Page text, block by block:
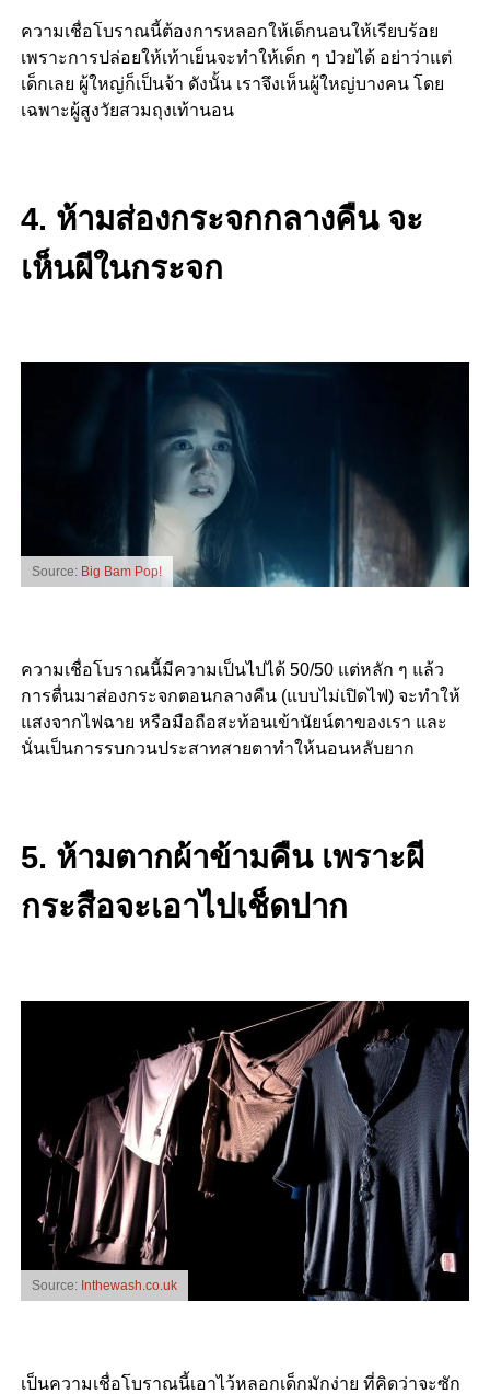
ความเชื่อโบราณนี้ต้องการหลอกให้เด็กนอนให้เรียบร้อย
เพราะการปล่อยให้เท้าเย็นจะทำให้เด็ก ๆ ป่วยได้ อย่าว่าแต่
เด็กเลย ผู้ใหญ่ก็เป็นจ้า ดังนั้น เราจึงเห็นผู้ใหญ่บางคน โดย
เฉพาะผู้สูงวัยสวมถุงเท้านอน
4. ห้ามส่องกระจกกลางคืน จะ
เห็นผีในกระจก
Source: Big Bam Pop!
ความเชื่อโบราณนี้มีความเป็นไปได้ 50/50 แต่หลัก ๆ แล้ว
การตื่นมาส่องกระจกตอนกลางคืน (แบบไม่เปิดไฟ) จะทำให้
แสงจากไฟฉาย หรือมือถือสะท้อนเข้านัยน์ตาของเรา และ
นั่นเป็นการรบกวนประสาทสายตาทำให้นอนหลับยาก
5. ห้ามตากผ้าข้ามคืน เพราะผี
กระสือจะเอาไปเช็ดปาก
Source: Inthewash.co.uk
เป็นความเชื่อโบราณนี้เอาไว้หลอกเด็กมักง่าย ที่คิดว่าจะซัก